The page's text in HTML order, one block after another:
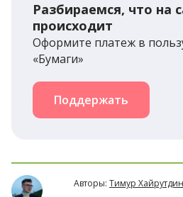
Разбираемся, что на
происходит
Оформите платеж в
«Бумаги»
Поддержать
Авторы: Тимур